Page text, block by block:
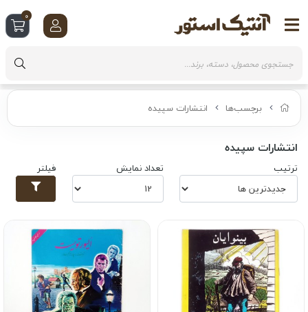
برچسب‌ها انتشارات سپیده
انتشارات سپیده
ترتیب تعداد نمایش فیلتر
0